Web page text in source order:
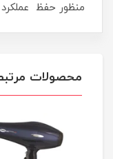
منظور حفظ عملکرد
محصولات